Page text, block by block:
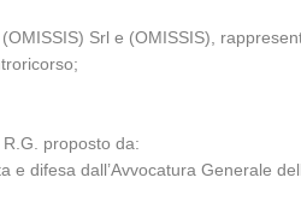
Srl e (OMISSIS),
proposto da:
e difesa dall’Avvocatura Generale